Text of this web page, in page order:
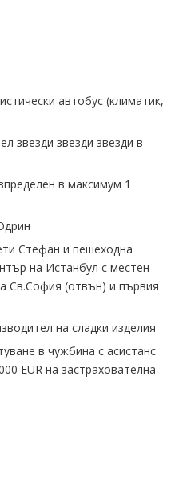
автобус (климатик,
звезди звезди звезди в
в максимум 1
Стефан и пешеходна
на Истанбул с местен
Св.София (отвън) и първия
на сладки изделия
в чужбина с асистанс
EUR на застрахователна